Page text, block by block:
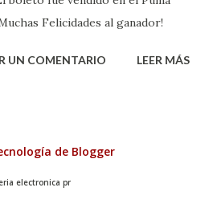
Felicidades al ganador!
UN COMENTARIO LEER MÁS
de Blogger
electronica pr